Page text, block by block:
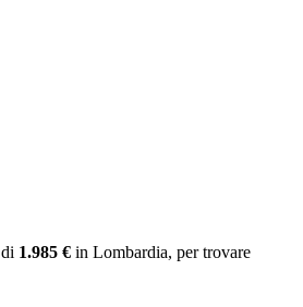
di 1.985 € in Lombardia, per trovare